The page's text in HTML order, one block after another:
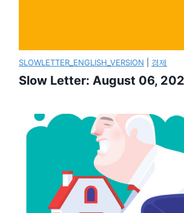
SLOWLETTER_ENGLISH_VERSION 경제
Slow Letter: August 06,